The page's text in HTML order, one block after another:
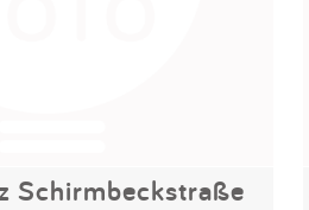
Schirmbeckstraße